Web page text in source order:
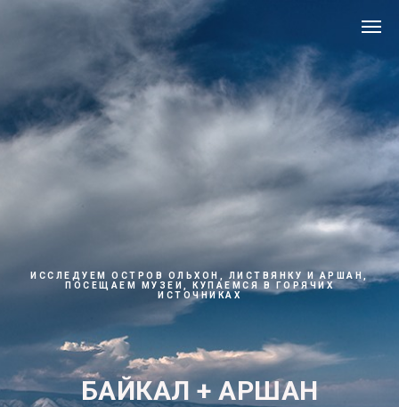
ИССЛЕДУЕМ ОСТРОВ ОЛЬХОН, ЛИСТВЯНКУ И АРШАН,
ПОСЕЩАЕМ МУЗЕИ, КУПАЕМСЯ В ГОРЯЧИХ
ИСТОЧНИКАХ
БАЙКАЛ + АРШАН